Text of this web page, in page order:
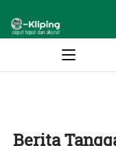
Main Menu
Berita